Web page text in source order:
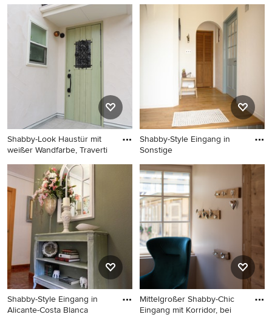
の一部に取り込んだ住まい
Mittelgroßer Shabby-Look
Eingang mit weißer
Wandfarbe, Betonboden,
grauem Boden, Korridor,
Einzeltür und hellbrauner
Holzhaustür in Sonstige
Shabby-Look Haustür mit
weißer Wandfarbe, Traverti
Shabby-Look Haustür mit
weißer Wandfarbe, Travertin,
Einzeltür und grüner Haustür
in Sonstige
Shabby-Style Eingang in
Sonstige
Shabby-Style Eingang in
Sonstige
Shabby-Style Eingang in
Alicante-Costa Blanca
Mittelgroßer Shabby-Chic
Eingang mit Korridor, bei